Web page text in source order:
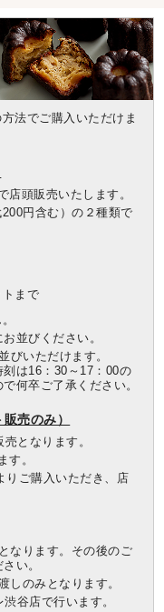
法でご購入いただけま
頭販売いたします。
円含む）の２種類で
トまで
並びください。
びいただけます。
は16：30～17：00の
何卒ご了承ください。
売のみ）
となります。
す。
りご購入いただき、店
なります。その後のご
い。
しのみとなります。
谷店で行います。